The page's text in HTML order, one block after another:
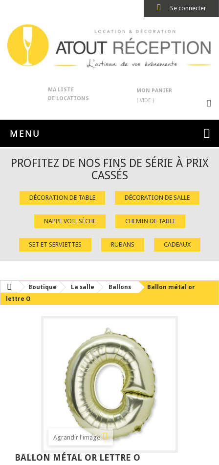
Se connecter
MA LISTE
DE LOCATIONS
MON PANIER
( VIDE )
MENU
PROFITEZ DE NOS FINS DE SÉRIE À PRIX
CASSÉS
DÉCORATION DE TABLE DÉCORATION DE SALLE
NAPPE VOIE SÈCHE CHEMIN DE TABLE
SET ET SERVIETTES RUBANS CADEAUX
Boutique La salle Ballons
Ballon métal or
lettre O
Agrandir l'image
BALLON MÉTAL OR LETTRE O